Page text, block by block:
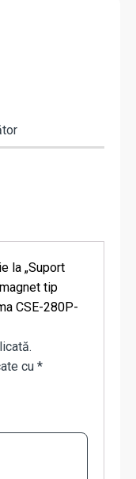
la „Suport
tip
CSE-280P-
cu *